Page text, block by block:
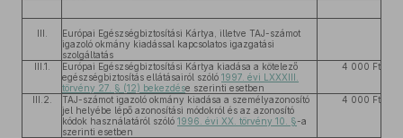
III.
Európai Egészségbiztosítási Kártya, illetve TAJ-számot
igazoló okmány kiadással kapcsolatos igazgatási
szolgáltatás
III.1.
Európai Egészségbiztosítási Kártya kiadása a kötelező
egészségbiztosítás ellátásairól szóló 1997. évi LXXXIII.
törvény 27. § (12) bekezdése szerinti esetben
4 000 Ft
III.2.
TAJ-számot igazoló okmány kiadása a személyazonosító
jel helyébe lépő azonosítási módokról és az azonosító
kódok használatáról szóló 1996. évi XX. törvény 10. §-a
szerinti esetben
4 000 Ft